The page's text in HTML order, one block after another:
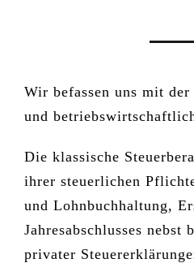
Wir befassen uns mit der
und
Die klassische
ihrer steuerlichen
und Lohnbuchhaltung,
Jahresabschlusses nebst
privater